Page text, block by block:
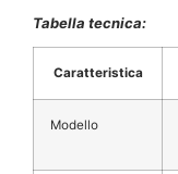
Tabella tecnica:
Caratteristica
Modello